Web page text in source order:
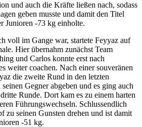
und auch die Kräfte ließen nach, sodass
geben musste und damit den Titel
Junioren -73 kg einholte.
voll im Gange war, startete Feyyaz auf
Hier übernahm zunächst Team
und Carlos konnte erst nach
weiter coachen. Nach einer souveränen
die zweite Rund in den letzten
Gegner abgeben und es ging auch
Runde. Dort kam es zu einem harten
Führungswechseln. Schlussendlich
zu seinen Gunsten drehen und ist damit
-51 kg.